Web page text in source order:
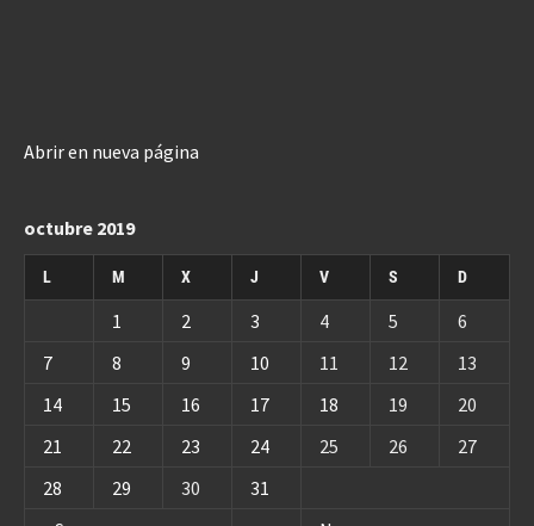
Abrir en nueva página
octubre 2019
L M X J V S D
1 2 3 4 5
6
7
8 9 10 11 12
13
14
15 16 17 18 19
20
21
22 23 24 25 26
27
28
29 30 31